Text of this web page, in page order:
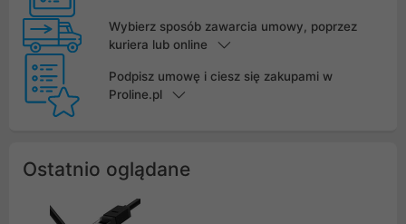
Wybierz sposób zawarcia umowy, poprzez
kuriera lub online
Podpisz umowę i ciesz się zakupami w
Proline.pl
Ostatnio oglądane